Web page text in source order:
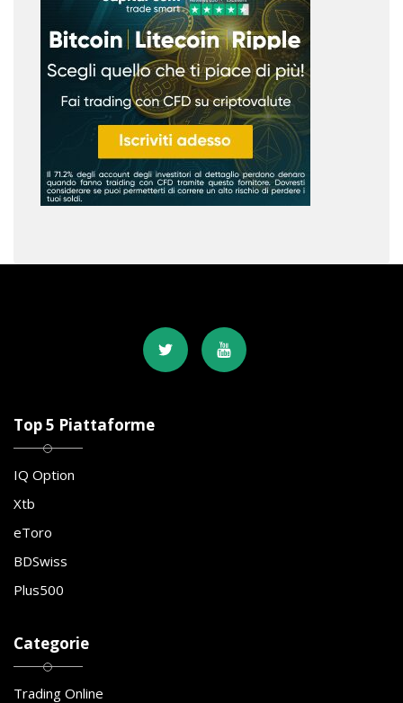
Top 5 Piattaforme
IQ Option
Xtb
eToro
BDSwiss
Plus500
Categorie
Trading Online